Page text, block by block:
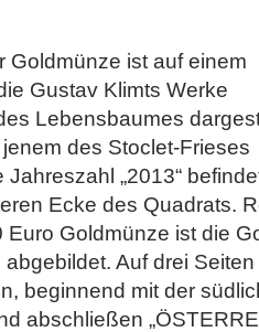
Goldmünze ist auf einem
Gustav Klimts Werke
Lebensbaumes
des Stoclet-Frieses
„2013“
Ecke des Quadrats.
Euro Goldmünze ist die
Auf drei
beginnend mit der
abschließen